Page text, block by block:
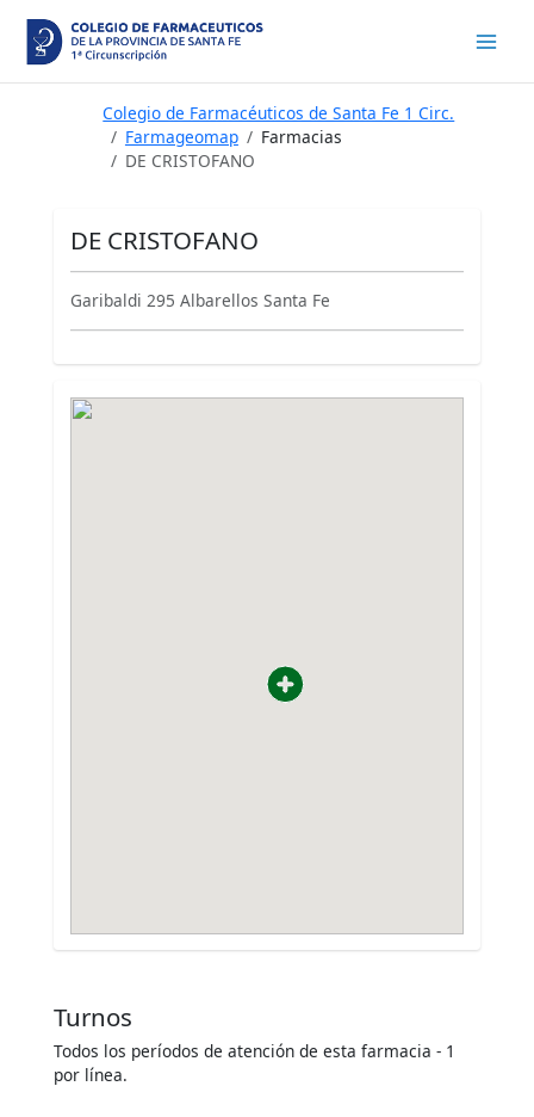
contenido
Colegio de Farmacéuticos de Santa Fe 1 Circ.
Farmageomap
Farmacias
DE CRISTOFANO
DE CRISTOFANO
Garibaldi 295 Albarellos Santa Fe
Turnos
Todos los períodos de atención de esta farmacia - 1
por línea.